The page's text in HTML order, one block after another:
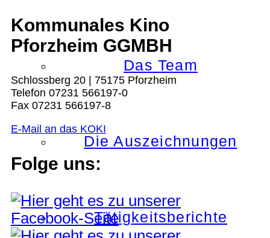
Das Team
Die Auszeichnungen
Tätigkeitsberichte
Kommunales Kino
Pforzheim GGMBH
Schlossberg 20 | 75175 Pforzheim
Telefon 07231 566197-0
Fax 07231 566197-8
E-Mail an das KOKI
Folge uns: